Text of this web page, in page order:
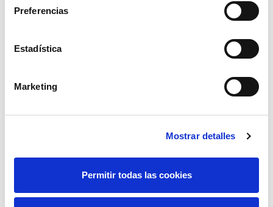
Preferencias
Estadística
Marketing
Mostrar detalles
Permitir todas las cookies
representante
Dominical
Te puede interesar…